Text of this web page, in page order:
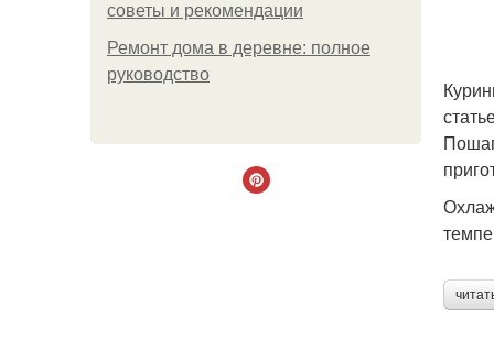
советы и рекомендации
Ремонт дома в деревне: полное
руководство